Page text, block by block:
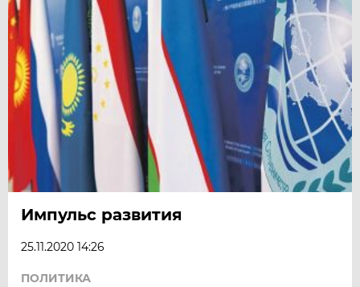
Импульс развития
25.11.2020 14:26
ПОЛИТИКА